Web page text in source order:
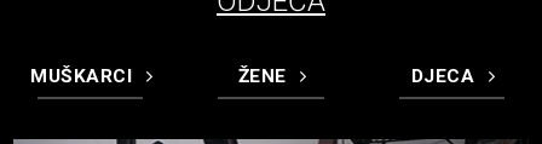
MUŠKARCI ŽENE DJECA